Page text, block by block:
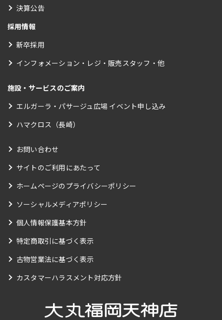
決算公告
採用情報
新卒採用
インフォメーション・レジ・販売スタッフ・他
施設・サービスのご案内
エルガーラ・パサージュ広場 イベント申し込み
ハマクロス（長崎）
お問い合わせ
サイトのご利用にあたって
ホームページのプライバシーポリシー
ソーシャルメディアポリシー
個人情報保護基本方針
特定商取引に基づく表示
古物営業法に基づく表示
カスタマーハラスメント対応方針